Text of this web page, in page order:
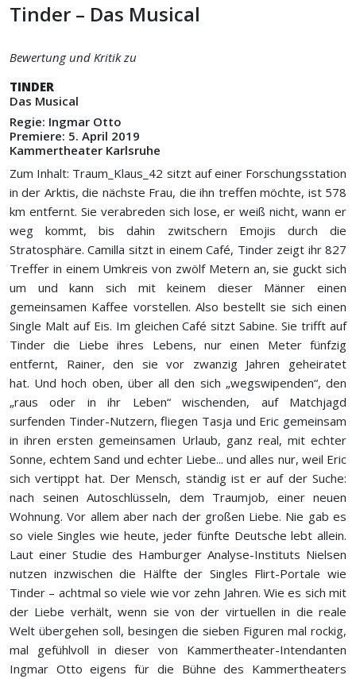
Tinder – Das Musical
Bewertung und Kritik zu
TINDER
Das Musical
Regie: Ingmar Otto
Premiere: 5. April 2019
Kammertheater Karlsruhe
Zum Inhalt: Traum_Klaus_42 sitzt auf einer Forschungsstation
in der Arktis, die nächste Frau, die ihn treffen möchte, ist 578
km entfernt. Sie verabreden sich lose, er weiß nicht, wann er
weg kommt, bis dahin zwitschern Emojis durch die
Stratosphäre. Camilla sitzt in einem Café, Tinder zeigt ihr 827
Treffer in einem Umkreis von zwölf Metern an, sie guckt sich
um und kann sich mit keinem dieser Männer einen
gemeinsamen Kaffee vorstellen. Also bestellt sie sich einen
Single Malt auf Eis. Im gleichen Café sitzt Sabine. Sie trifft auf
Tinder die Liebe ihres Lebens, nur einen Meter fünfzig
entfernt, Rainer, den sie vor zwanzig Jahren geheiratet
hat. Und hoch oben, über all den sich „wegswipenden“, den
„raus oder in ihr Leben“ wischenden, auf Matchjagd
surfenden Tinder-Nutzern, fliegen Tasja und Eric gemeinsam
in ihren ersten gemeinsamen Urlaub, ganz real, mit echter
Sonne, echtem Sand und echter Liebe... und alles nur, weil Eric
sich vertippt hat. Der Mensch, ständig ist er auf der Suche:
nach seinen Autoschlüsseln, dem Traumjob, einer neuen
Wohnung. Vor allem aber nach der großen Liebe. Nie gab es
so viele Singles wie heute, jeder fünfte Deutsche lebt allein.
Laut einer Studie des Hamburger Analyse-Instituts Nielsen
nutzen inzwischen die Hälfte der Singles Flirt-Portale wie
Tinder – achtmal so viele wie vor zehn Jahren. Wie es sich mit
der Liebe verhält, wenn sie von der virtuellen in die reale
Welt übergehen soll, besingen die sieben Figuren mal rockig,
mal gefühlvoll in dieser von Kammertheater-Intendanten
Ingmar Otto eigens für die Bühne des Kammertheaters